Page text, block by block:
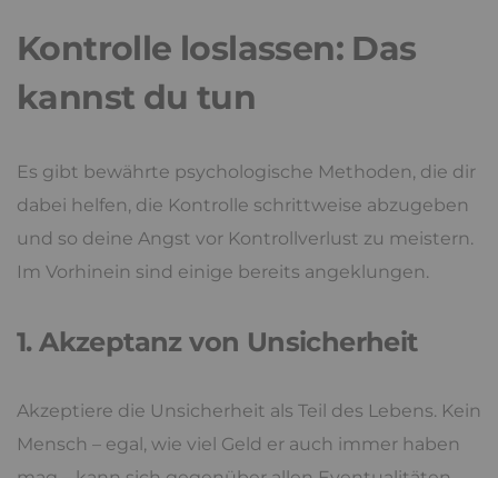
Kontrolle loslassen: Das
kannst du tun
Es gibt bewährte psychologische Methoden, die dir
dabei helfen, die Kontrolle schrittweise abzugeben
und so deine Angst vor Kontrollverlust zu meistern.
Im Vorhinein sind einige bereits angeklungen.
1. Akzeptanz von Unsicherheit
Akzeptiere die Unsicherheit als Teil des Lebens. Kein
Mensch – egal, wie viel Geld er auch immer haben